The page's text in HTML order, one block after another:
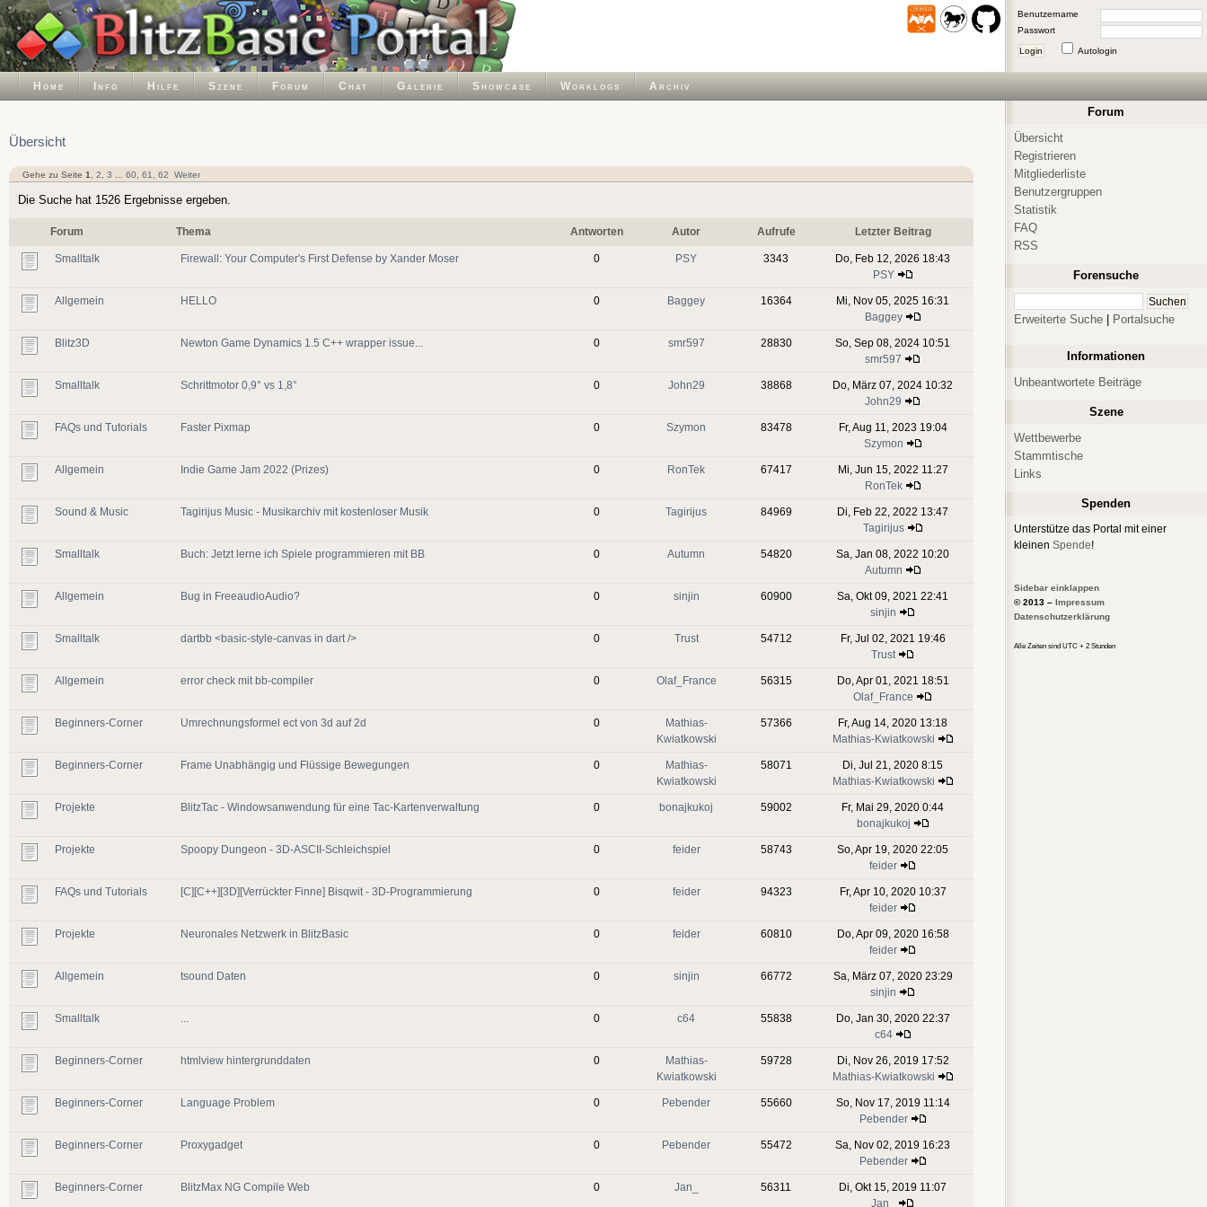
Benutzername
Passwort
Login Autologin
Home Info Hilfe Szene Forum Chat Galerie Showcase Worklogs Archiv
Übersicht
Gehe zu Seite 1 2 3 60 61 62 Weiter
Die Suche hat 1526 Ergebnisse ergeben.
Forum Thema Antworten Autor Aufrufe Letzter Beitrag
Smalltalk Firewall: Your Computer's First Defense by Xander Moser 0 PSY 3343
Do, Feb 12, 2026 18:43
PSY
Allgemein HELLO 0 Baggey 16364
Mi, Nov 05, 2025 16:31
Baggey
Blitz3D Newton Game Dynamics 1.5 C++ wrapper issue... 0 smr597 28830
So, Sep 08, 2024 10:51
smr597
Smalltalk Schrittmotor 0,9° vs 1,8° 0 John29 38868
Do, März 07, 2024 10:32
John29
FAQs und Tutorials Faster Pixmap 0 Szymon 83478
Fr, Aug 11, 2023 19:04
Szymon
Allgemein Indie Game Jam 2022 (Prizes) 0 RonTek 67417
Mi, Jun 15, 2022 11:27
RonTek
Sound & Music Tagirijus Music - Musikarchiv mit kostenloser Musik 0 Tagirijus 84969
Di, Feb 22, 2022 13:47
Tagirijus
Smalltalk Buch: Jetzt lerne ich Spiele programmieren mit BB 0 Autumn 54820
Sa, Jan 08, 2022 10:20
Autumn
Allgemein Bug in FreeaudioAudio? 0 sinjin 60900
Sa, Okt 09, 2021 22:41
sinjin
Smalltalk dartbb <basic-style-canvas in dart /> 0 Trust 54712
Fr, Jul 02, 2021 19:46
Trust
Allgemein error check mit bb-compiler 0 Olaf_France 56315
Do, Apr 01, 2021 18:51
Olaf_France
Beginners-Corner Umrechnungsformel ect von 3d auf 2d 0
Mathias-
Kwiatkowski
57366
Fr, Aug 14, 2020 13:18
Mathias-Kwiatkowski
Beginners-Corner Frame Unabhängig und Flüssige Bewegungen 0
Mathias-
Kwiatkowski
58071
Di, Jul 21, 2020 8:15
Mathias-Kwiatkowski
Projekte BlitzTac - Windowsanwendung für eine Tac-Kartenverwaltung 0 bonajkukoj 59002
Fr, Mai 29, 2020 0:44
bonajkukoj
Projekte Spoopy Dungeon - 3D-ASCII-Schleichspiel 0 feider 58743
So, Apr 19, 2020 22:05
feider
FAQs und Tutorials [C][C++][3D][Verrückter Finne] Bisqwit - 3D-Programmierung 0 feider 94323
Fr, Apr 10, 2020 10:37
feider
Projekte Neuronales Netzwerk in BlitzBasic 0 feider 60810
Do, Apr 09, 2020 16:58
feider
Allgemein tsound Daten 0 sinjin 66772
Sa, März 07, 2020 23:29
sinjin
Smalltalk 0 c64 55838
Do, Jan 30, 2020 22:37
c64
Beginners-Corner htmlview hintergrunddaten 0
Mathias-
Kwiatkowski
59728
Di, Nov 26, 2019 17:52
Mathias-Kwiatkowski
Beginners-Corner Language Problem 0 Pebender 55660
So, Nov 17, 2019 11:14
Pebender
Beginners-Corner Proxygadget 0 Pebender 55472
Sa, Nov 02, 2019 16:23
Pebender
Beginners-Corner BlitzMax NG Compile Web 0 Jan_ 56311
Di, Okt 15, 2019 11:07
Jan_
Forum
Übersicht
Registrieren
Mitgliederliste
Benutzergruppen
Statistik
FAQ
RSS
Forensuche
Erweiterte Suche Portalsuche
Informationen
Unbeantwortete Beiträge
Szene
Wettbewerbe
Stammtische
Links
Spenden
Unterstütze das Portal mit einer
kleinen Spende!
Sidebar einklappen
© 2013 – Impressum
Datenschutzerklärung
Alle Zeiten sind UTC + 2 Stunden